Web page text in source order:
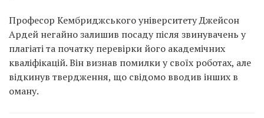
Професор Кембриджського університету Джейсон
Ардей негайно залишив посаду після звинувачень у
плагіаті та початку перевірки його академічних
кваліфікацій. Він визнав помилки у своїх роботах, але
відкинув твердження, що свідомо вводив інших в
оману.